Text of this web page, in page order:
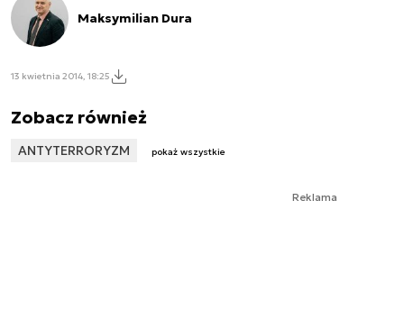
Maksymilian Dura
13 kwietnia 2014, 18:25
Zobacz również
ANTYTERRORYZM pokaż wszystkie
Reklama